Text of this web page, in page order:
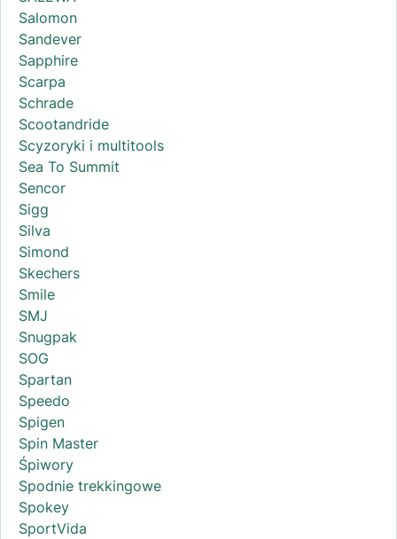
Salomon
Sandever
Sapphire
Scarpa
Schrade
Scootandride
Scyzoryki i multitools
Sea To Summit
Sencor
Sigg
Silva
Simond
Skechers
Smile
SMJ
Snugpak
SOG
Spartan
Speedo
Spigen
Spin Master
Śpiwory
Spodnie trekkingowe
Spokey
SportVida